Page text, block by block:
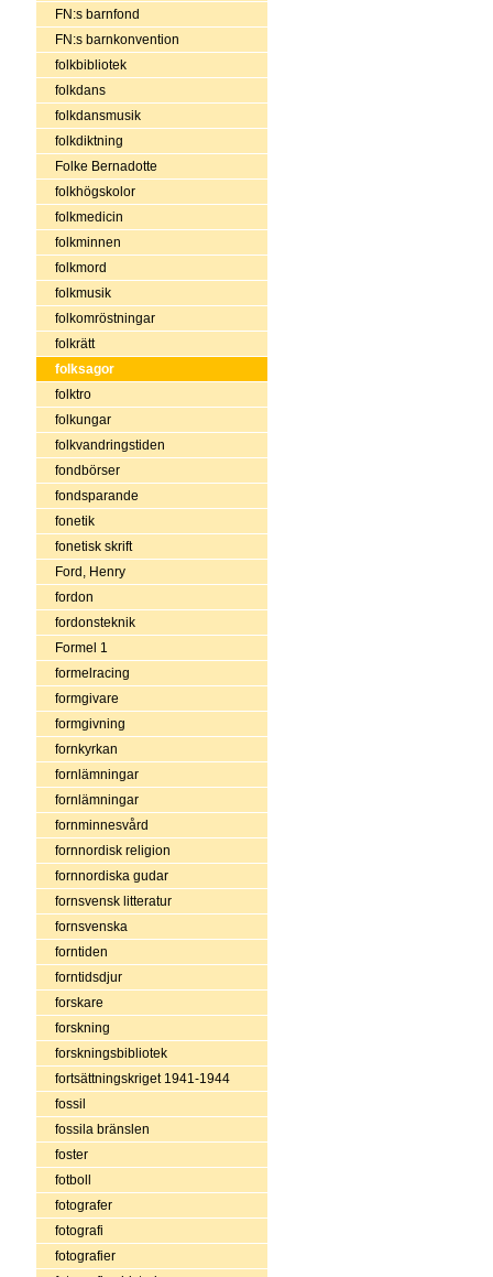
FN:s barnfond
FN:s barnkonvention
folkbibliotek
folkdans
folkdansmusik
folkdiktning
Folke Bernadotte
folkhögskolor
folkmedicin
folkminnen
folkmord
folkmusik
folkomröstningar
folkrätt
folksagor
folktro
folkungar
folkvandringstiden
fondbörser
fondsparande
fonetik
fonetisk skrift
Ford, Henry
fordon
fordonsteknik
Formel 1
formelracing
formgivare
formgivning
fornkyrkan
fornlämningar
fornlämningar
fornminnesvård
fornnordisk religion
fornnordiska gudar
fornsvensk litteratur
fornsvenska
forntiden
forntidsdjur
forskare
forskning
forskningsbibliotek
fortsättningskriget 1941-1944
fossil
fossila bränslen
foster
fotboll
fotografer
fotografi
fotografier